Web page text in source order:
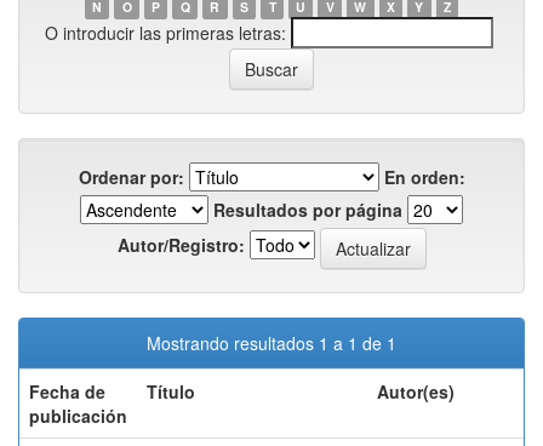
N
O P Q R S T U V W X Y Z
O introducir las primeras letras:
Ordenar por:
En orden:
Resultados por página
Autor/Registro:
Mostrando resultados 1 a 1 de 1
Fecha de
publicación
Título Autor(es)